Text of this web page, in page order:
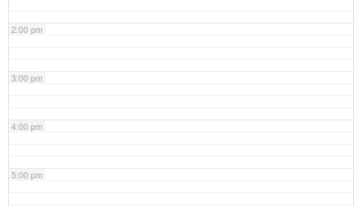
2:00 pm
3:00 pm
4:00 pm
5:00 pm